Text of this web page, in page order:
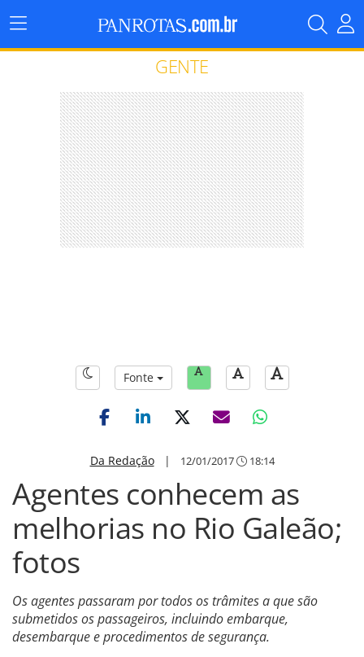
Menu
Principal
GENTE
Fonte
Da Redação| 12/01/2017 18:14
Agentes conhecem as
melhorias no Rio Galeão;
fotos
Os agentes passaram por todos os trâmites a que são
submetidos os passageiros, incluindo embarque,
desembarque e procedimentos de segurança.